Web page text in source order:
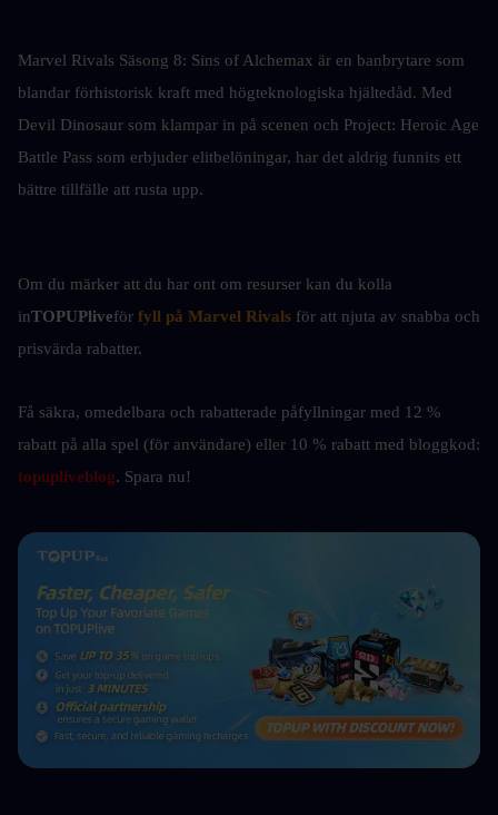
Marvel Rivals Säsong 8: Sins of Alchemax är en banbrytare som
blandar förhistorisk kraft med högteknologiska hjältedåd. Med
Devil Dinosaur som klampar in på scenen och Project: Heroic Age
Battle Pass som erbjuder elitbelöningar, har det aldrig funnits ett
bättre tillfälle att rusta upp.
Om du märker att du har ont om resurser kan du kolla
inTOPUPliveför fyll på Marvel Rivals för att njuta av snabba och
prisvärda rabatter.
Få säkra, omedelbara och rabatterade påfyllningar med 12 %
rabatt på alla spel (för användare) eller 10 %
topupliveblog. Spara nu!